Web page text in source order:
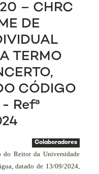
– CHRC
DE
TERMO
CÓDIGO
Refª
Colaboradores
do Reitor da Universidade
datado de 13/09/2024,